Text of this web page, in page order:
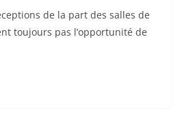
de la part des salles de
toujours pas l’opportunité de